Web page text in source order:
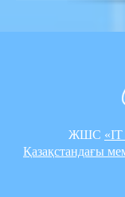
ЖШС «IT
Қазақстандағы